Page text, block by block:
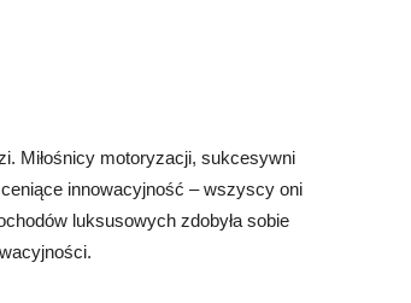
Miłośnicy motoryzacji, sukcesywni
innowacyjność – wszyscy oni
luksusowych zdobyła sobie